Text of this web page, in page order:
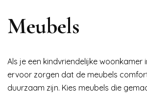
Meubels
Als je een kindvriendelijke woonkamer
ervoor zorgen dat de meubels
duurzaam zijn. Kies meubels die